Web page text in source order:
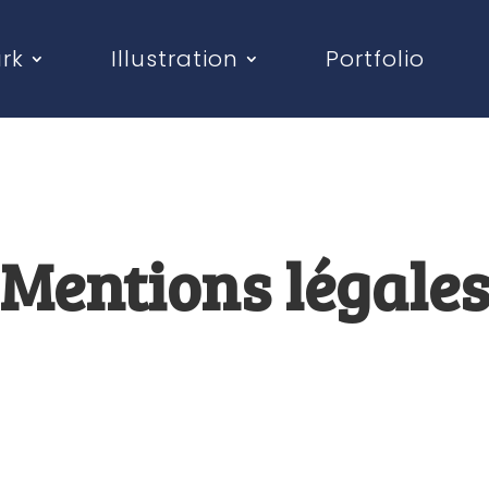
Illustration Portfolio
Mentions légales